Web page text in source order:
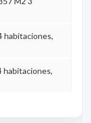
habitaciones,
habitaciones,